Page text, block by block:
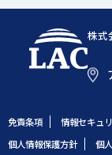
株式
免責条項 情報セキュ
個人情報保護方針
個